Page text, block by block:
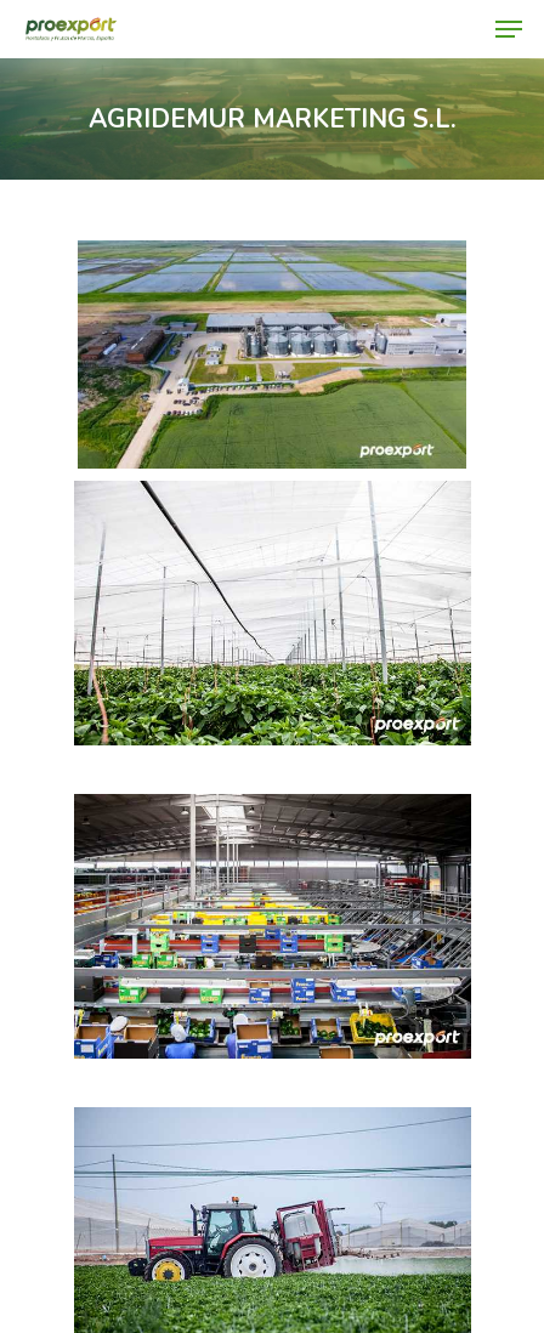
Hit enter to search or ESC to close
AGRIDEMUR MARKETING S.L.